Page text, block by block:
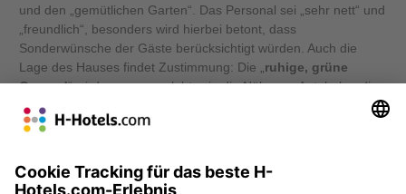
und den „gemütlichen Garten“. Das Personal sei „sehr nett“ und
„freundlich“, besonders wird hierbei betont, dass
Sonderwünsche der Gäste berücksichtigt würden. Auch die
Lage des Hauses findet Zustimmung: Die „ruhige, grüne
Gegend“ wird genauso gelobt, wie die Nähe zur Autobahn, die
als praktisch wahrgenommen wird. In ihren Beurteilungen
merken die Gäste an, dass sie das H+ Hotel Nürnberg „
buchen“ würden. Zusammenfassend lässt sich zitieren: Ich
„komme ganz bestimmt mal wieder“, „bravo!